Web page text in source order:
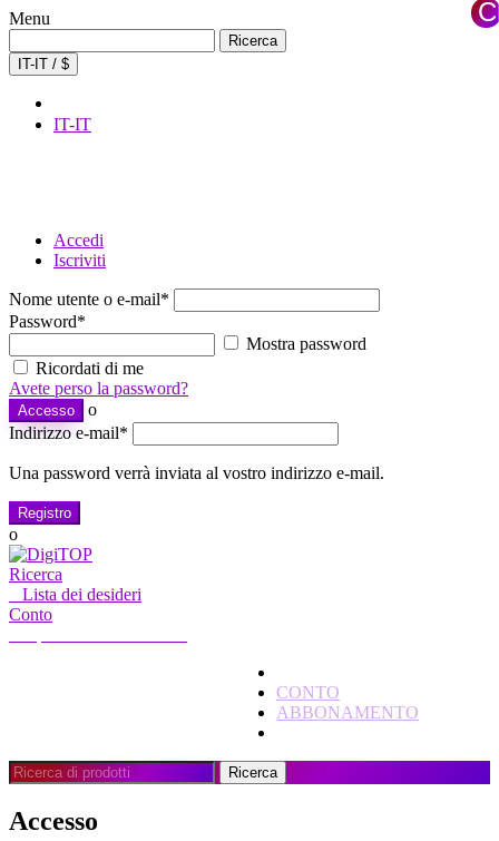
Menu
per:
Ricerca
IT-IT / $
IT-IT
Accedi
Iscriviti
Nome utente o e-mail*
Password*
Mostra password
Ricordati di me
Avete perso la password?
Accesso
o
Indirizzo e-mail*
Una password verrà inviata al vostro indirizzo e-mail.
Registro
o
Ricerca
Lista dei desideri
Conto
CONTO
ABBONAMENTO
Ricerca
per:
Ricerca
Accesso